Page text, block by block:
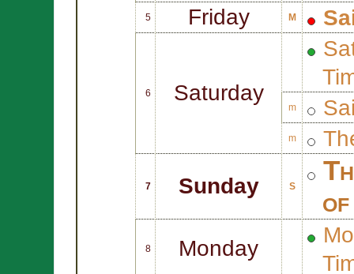
5 Friday M
6 Saturday
m
m
7 Sunday S
8 Monday